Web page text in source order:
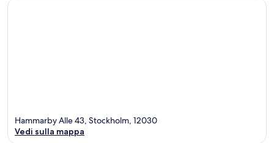
Hammarby Alle 43, Stockholm, 12030
Vedi sulla mappa